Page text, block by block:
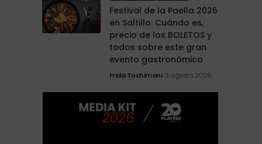
Festival de la Paella 2026
en Saltillo: Cuándo es,
precio de los BOLETOS y
todos sobre este gran
evento gastronómico
Frida Tochimani 3 agosto, 2026